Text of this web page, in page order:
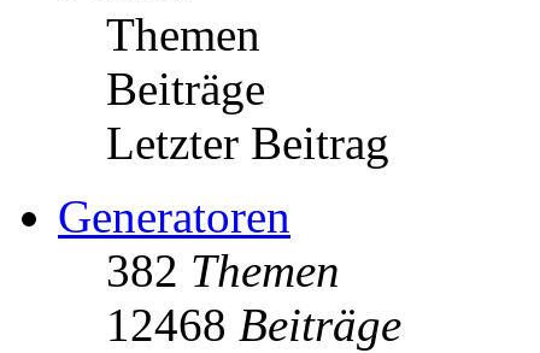
Themen
Beiträge
Letzter Beitrag
Generatoren
382 Themen
12468 Beiträge